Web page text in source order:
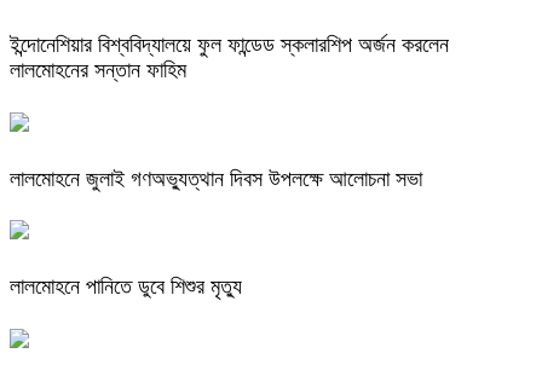
ইন্দোনেশিয়ার বিশ্ববিদ্যালয়ে ফুল ফান্ডেড স্কলারশিপ অর্জন করলেন
লালমোহনের সন্তান ফাহিম
লালমোহনে জুলাই গণঅভ্যুত্থান দিবস উপলক্ষে আলোচনা সভা
লালমোহনে পানিতে ডুবে শিশুর মৃত্যু